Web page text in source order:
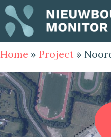
Home » Project »